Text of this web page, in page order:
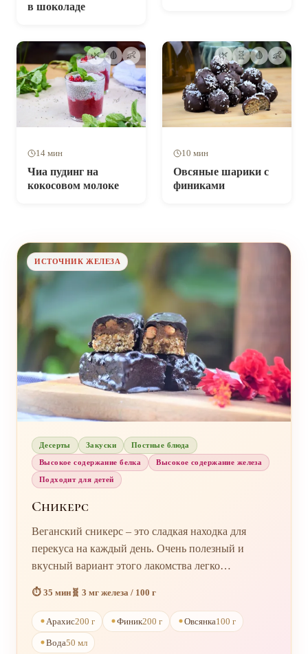
в шоколаде
🌿 🩸 👶
14 мин
Чиа пудинг на
кокосовом молоке
🌿 🧬 🩸 👶
10 мин
Овсяные шарики с
финиками
ИСТОЧНИК ЖЕЛЕЗА
Десерты Закуски Постные блюда
Высокое содержание белка Высокое содержание железа
Подходит для детей
Сникерс
Веганский сникерс – это сладкая находка для
перекуса на каждый день. Очень полезный и
вкусный вариант этого лакомства легко
понадобится всего четыре ингредиента, желание
приготовить сладкий перекус и хорошее
настроение! Лакомый батончик, напитанный
сладостью натурального шоколада и фиников,
⏱️ 35 мин🧬 3 мг железа / 100 г
Арахис200 г Финик200 г Овсянка100 г
Вода50 мл